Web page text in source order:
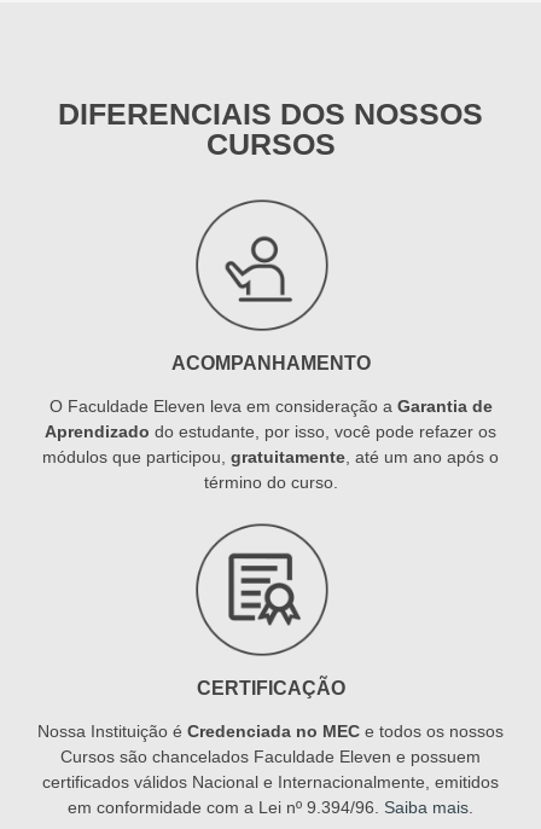
DIFERENCIAIS DOS NOSSOS
CURSOS
ACOMPANHAMENTO
O Faculdade Eleven leva em consideração a Garantia de
Aprendizado do estudante, por isso, você pode refazer os
módulos que participou, gratuitamente , até um ano após o
término do curso.
CERTIFICAÇÃO
Nossa Instituição é Credenciada no MEC e todos os nossos
Cursos são chancelados Faculdade Eleven e possuem
certificados válidos Nacional e Internacionalmente, emitidos
em conformidade com a Lei nº 9.394/96. Saiba mais